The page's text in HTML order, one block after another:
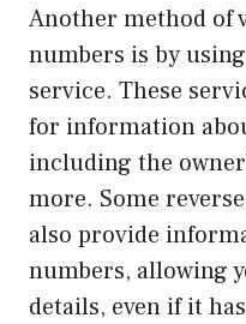
Another method of
numbers is by
service. These
for information
including the
more. Some
also provide
numbers, allowing
details, even if it